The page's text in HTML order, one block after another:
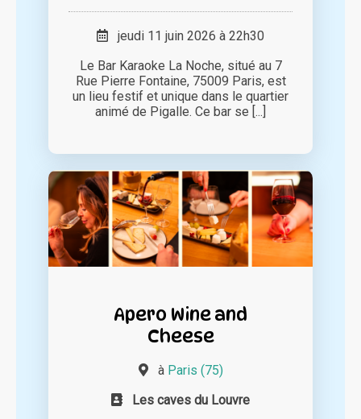
jeudi 11 juin 2026 à 22h30
Le Bar Karaoke La Noche, situé au 7
Rue Pierre Fontaine, 75009 Paris, est
un lieu festif et unique dans le quartier
animé de Pigalle. Ce bar se [...]
Apero Wine and
Cheese
à Paris (75)
Les caves du Louvre